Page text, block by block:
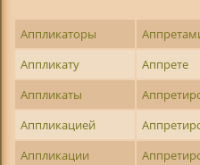
Аппликаторы
Аппликату
Аппрете
Аппликаты
Аппликацией
Аппликации